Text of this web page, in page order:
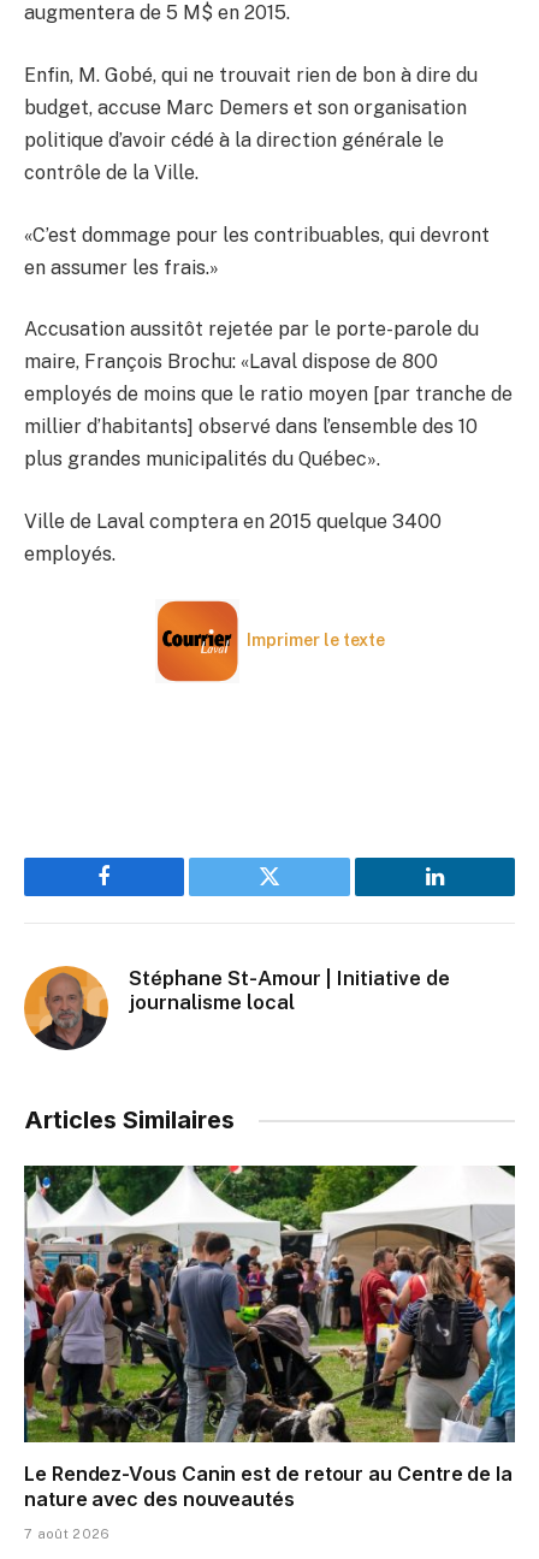
augmentera de 5 M$ en 2015.
Enfin, M. Gobé, qui ne trouvait rien de bon à dire du
budget, accuse Marc Demers et son organisation
politique d’avoir cédé à la direction générale le
contrôle de la Ville.
«C’est dommage pour les contribuables, qui devront
en assumer les frais.»
Accusation aussitôt rejetée par le porte-parole du
maire, François Brochu: «Laval dispose de 800
employés de moins que le ratio moyen [par tranche de
millier d’habitants] observé dans l’ensemble des 10
plus grandes municipalités du Québec».
Ville de Laval comptera en 2015 quelque 3400
employés.
Imprimer le texte
Facebook Twitter LinkedIn
Stéphane St-Amour | Initiative de
journalisme local
Articles Similaires
Le Rendez-Vous Canin est de retour au Centre de la
nature avec des nouveautés
7 août 2026